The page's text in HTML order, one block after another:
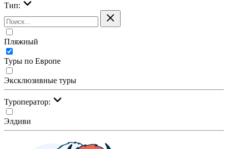
Тип:
Пляжный
Туры по Европе
Эксклюзивные туры
Туроператор:
Элдиви